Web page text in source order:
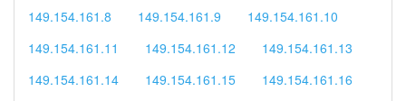
149.154.161.8
149.154.161.9
149.154.161.10
149.154.161.11
149.154.161.12
149.154.161.13
149.154.161.14
149.154.161.15
149.154.161.16